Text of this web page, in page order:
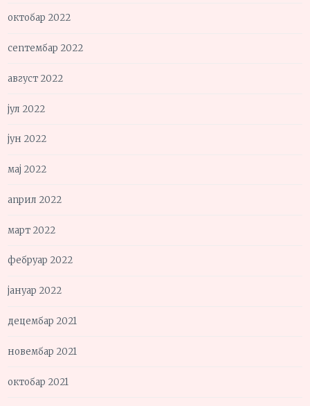
октобар 2022
септембар 2022
август 2022
јул 2022
јун 2022
мај 2022
април 2022
март 2022
фебруар 2022
јануар 2022
децембар 2021
новембар 2021
октобар 2021